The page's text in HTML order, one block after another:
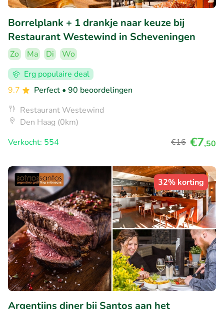
Borrelplank + 1 drankje naar keuze bij
Restaurant Westewind in Scheveningen
Zo Ma Di
Wo
Erg populaire deal
9.7
Perfect • 90 beoordelingen
Restaurant Westewind
Den Haag (0km)
Verkocht: 554
€16 €7,50
32% korting
Argentijns diner bij Santos aan het